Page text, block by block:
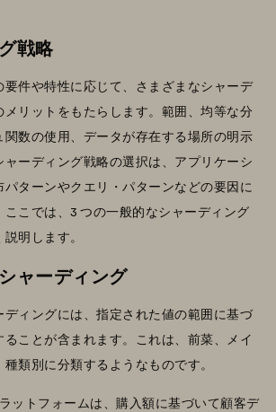
戦略
件や特性に応じて、さまざまなシャーデ
メリットをもたらします。範囲、均等な分
数の使用、データが存在する場所の明示
ャーディング戦略の選択は、アプリケーシ
パターンやクエリ・パターンなどの要因に
ここでは、3 つの一般的なシャーディング
明します。
ャーディング
ィングには、指定された値の範囲に基づ
ことが含まれます。これは、前菜、メイ
類別に分類するようなものです。
ットフォームは、購入額に基づいて顧客デ